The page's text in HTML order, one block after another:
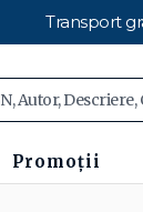
Transport
Promoții